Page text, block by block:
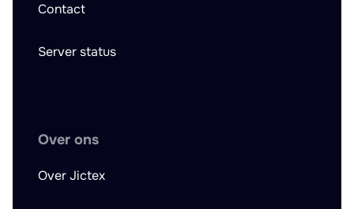
Contact
Server status
Over ons
Over Jictex